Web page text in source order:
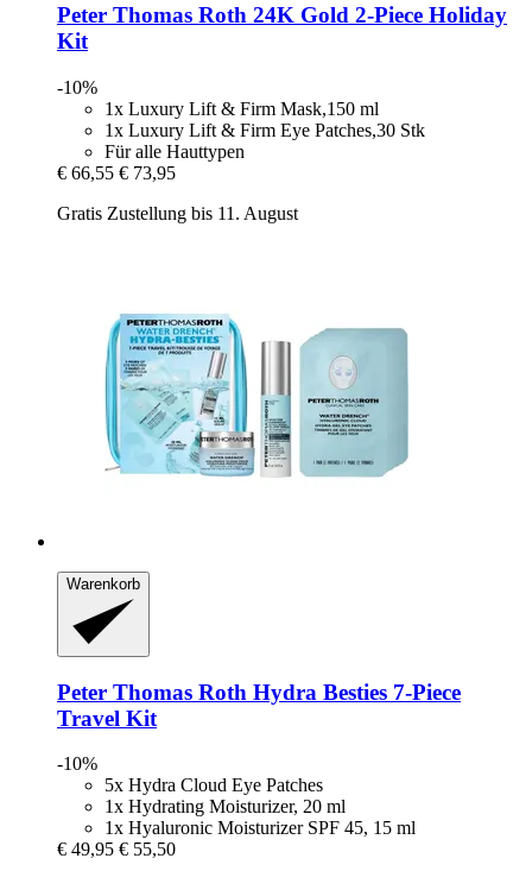
Peter Thomas Roth 24K Gold 2-​Piece Holiday
Kit
-10%
1x Luxury Lift & Firm Mask,150 ml
1x Luxury Lift & Firm Eye Patches,30 Stk
Für alle Hauttypen
€ 66,55 € 73,95
Gratis Zustellung bis 11. August
Warenkorb
Peter Thomas Roth Hydra Besties 7-​Piece
Travel Kit
-10%
5x Hydra Cloud Eye Patches
1x Hydrating Moisturizer, 20 ml
1x Hyaluronic Moisturizer SPF 45, 15 ml
€ 49,95 € 55,50